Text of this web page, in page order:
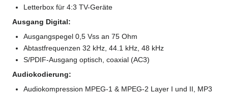
Letterbox für 4:3 TV-Geräte
Ausgang Digital:
Ausgangspegel 0,5 Vss an 75 Ohm
Abtastfrequenzen 32 kHz, 44.1 kHz, 48 kHz
S/PDIF-Ausgang optisch, coaxial (AC3)
Audiokodierung:
Audiokompression MPEG-1 & MPEG-2 Layer I und II, MP3